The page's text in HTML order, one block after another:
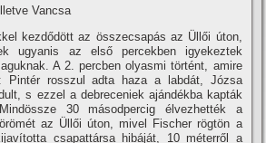
Vancsa
kezdődött az összecsapás az Üllői úton,
ugyanis az első percekben igyekeztek
A 2. percben olyasmi történt, amire
Pintér rosszul adta haza a labdát, Józsa
s ezzel a debreceniek ajándékba kapták
30 másodpercig élvezhették a
az Üllői úton, mivel Fischer rögtön a
csapattársa hibáját, 10 méterről a